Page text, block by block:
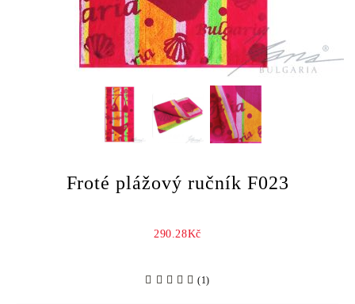
Froté plážový ručník F023
290.28Kč
(1)